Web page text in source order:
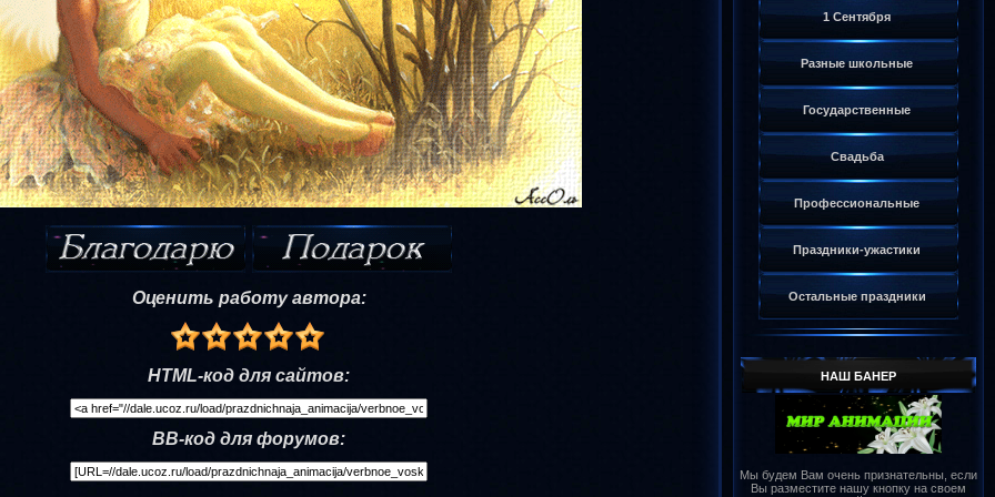
Оценить работу автора:
HTML-код для сайтов:
BB-код для форумов:
1 Сентября
Разные школьные
Государственные
Свадьба
Профессиональные
Праздники-ужастики
Остальные праздники
НАШ БАНЕР
Мы будем Вам очень признательны, если
Вы разместите нашу кнопку на своем